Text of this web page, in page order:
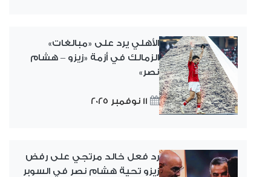
الأهلي يرد على «مبالغات»
الزمالك في أزمة «زيزو – هشام
نصر»
11 نوفمبر 2025
رد فعل خالد مرتجي على رفض
زيزو تحية هشام نصر في السوبر